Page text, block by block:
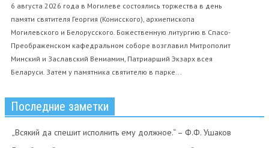
6 августа 2026 года в Могилеве состоялись торжества в день
памяти святителя Георгия (Конисского), архиепископа
Могилевского и Белорусского. Божественную литургию в Спасо-
Преображенском кафедральном соборе возглавил Митрополит
Минский и Заславский Вениамин, Патриарший Экзарх всея
Беларуси. Затем у памятника святителю в парке...
Последние заметки
„Всякий да спешит исполнить ему должное.“ – Ф.Ф. Ушаков